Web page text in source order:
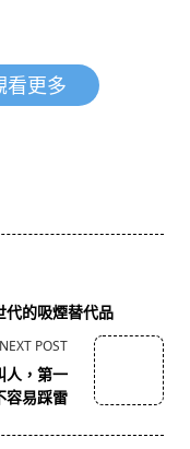
看更多
代的吸煙替代品
NEXT POST
人，第一
容易踩雷